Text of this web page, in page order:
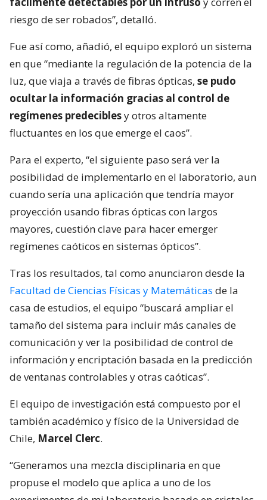
riesgo de ser robados”, detalló.
Fue así como, añadió, el equipo exploró un sistema
en que “mediante la regulación de la potencia de la
luz, que viaja a través de fibras ópticas, se pudo
ocultar la información gracias al control de
regímenes predeciblesy otros altamente
fluctuantes en los que emerge el caos”.
Para el experto, “el siguiente paso será ver la
posibilidad de implementarlo en el laboratorio, aun
cuando sería una aplicación que tendría mayor
proyección usando fibras ópticas con largos
mayores, cuestión clave para hacer emerger
regímenes caóticos en sistemas ópticos”.
Tras los resultados, tal como anunciaron desde la
Facultad de Ciencias Físicas y Matemáticas de la
casa de estudios, el equipo “buscará ampliar el
tamaño del sistema para incluir más canales de
comunicación y ver la posibilidad de control de
información y encriptación basada en la predicción
de ventanas controlables y otras caóticas”.
El equipo de investigación está compuesto por el
también académico y físico de la Universidad de
Chile, Marcel Clerc.
“Generamos una mezcla disciplinaria en que
propuse el modelo que aplica a uno de los